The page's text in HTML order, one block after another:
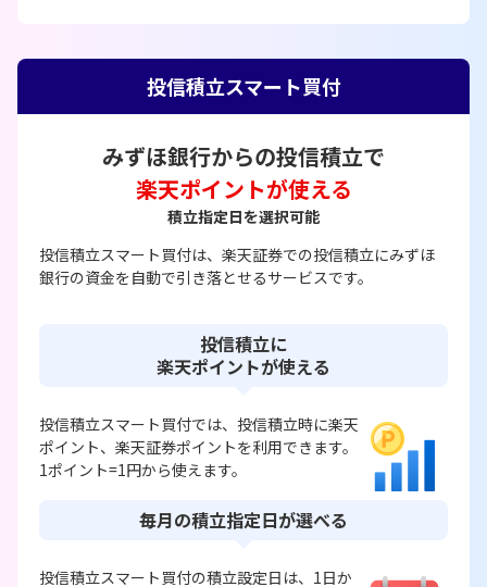
投信積立スマート買付
みずほ銀行からの投信積立で
楽天ポイントが使える
積立指定日を選択可能
投信積立スマート買付は、楽天証券での投信積立にみずほ
銀行の資金を自動で引き落とせるサービスです。
投信積立に
楽天ポイントが使える
投信積立スマート買付では、投信積立時に楽天
ポイント、楽天証券ポイントを利用できます。
1ポイント=1円から使えます。
毎月の積立指定日が選べる
投信積立スマート買付の積立設定日は、1日か